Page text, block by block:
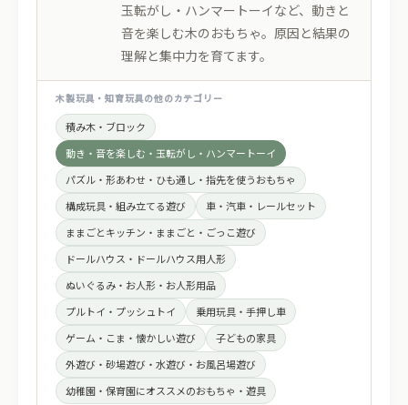
玉転がし・ハンマートーイなど、動きと
音を楽しむ木のおもちゃ。原因と結果の
理解と集中力を育てます。
木製玩具・知育玩具の他のカテゴリー
積み木・ブロック
動き・音を楽しむ・玉転がし・ハンマートーイ
パズル・形あわせ・ひも通し・指先を使うおもちゃ
構成玩具・組み立てる遊び
車・汽車・レールセット
ままごとキッチン・ままごと・ごっこ遊び
ドールハウス・ドールハウス用人形
ぬいぐるみ・お人形・お人形用品
プルトイ・プッシュトイ
乗用玩具・手押し車
ゲーム・こま・懐かしい遊び
子どもの家具
外遊び・砂場遊び・水遊び・お風呂場遊び
幼稚園・保育園にオススメのおもちゃ・遊具